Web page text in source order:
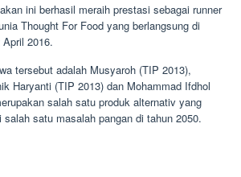
ini berhasil meraih prestasi sebagai runner
Thought For Food yang berlangsung di
2016.
tersebut adalah Musyaroh (TIP 2013),
Haryanti (TIP 2013) dan Mohammad Ifdhol
salah satu produk alternativ yang
satu masalah pangan di tahun 2050.